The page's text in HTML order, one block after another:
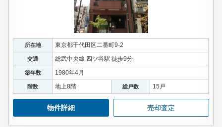
所在地 東京都千代田区二番町9-2
交通 総武中央線 四ツ谷駅 徒歩9分
築年数 1980年4月
階数 地上8階 総戸数 15戸
物件詳細 売却査定